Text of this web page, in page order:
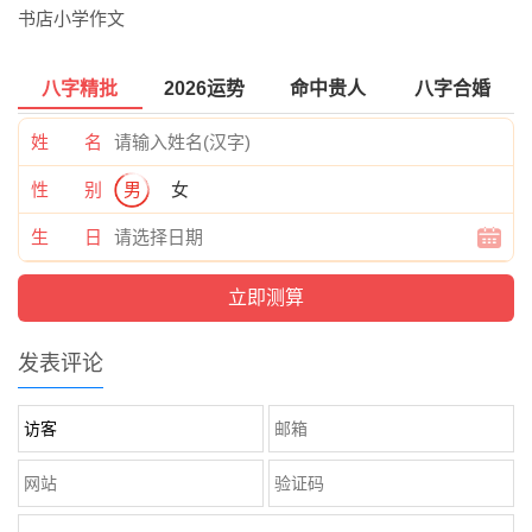
书店小学作文
八字精批 2026运势 命中贵人 八字合婚
姓 名
性 别 男 女
生 日
发表评论